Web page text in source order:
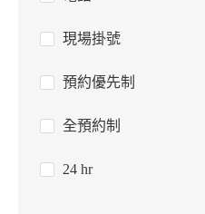
現場掛號
預約優先制
全預約制
24 hr